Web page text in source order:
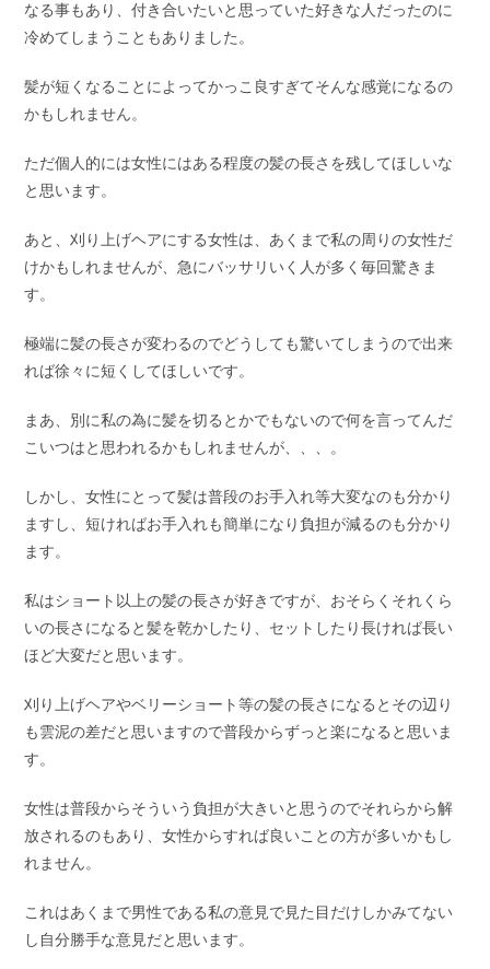
なる事もあり、付き合いたいと思っていた好きな人だったのに
冷めてしまうこともありました。
髪が短くなることによってかっこ良すぎてそんな感覚になるの
かもしれません。
ただ個人的には女性にはある程度の髪の長さを残してほしいな
と思います。
あと、刈り上げヘアにする女性は、あくまで私の周りの女性だ
けかもしれませんが、急にバッサリいく人が多く毎回驚きま
す。
極端に髪の長さが変わるのでどうしても驚いてしまうので出来
れば徐々に短くしてほしいです。
まあ、別に私の為に髪を切るとかでもないので何を言ってんだ
こいつはと思われるかもしれませんが、、、。
しかし、女性にとって髪は普段のお手入れ等大変なのも分かり
ますし、短ければお手入れも簡単になり負担が減るのも分かり
ます。
私はショート以上の髪の長さが好きですが、おそらくそれくら
いの長さになると髪を乾かしたり、セットしたり長ければ長い
ほど大変だと思います。
刈り上げヘアやベリーショート等の髪の長さになるとその辺り
も雲泥の差だと思いますので普段からずっと楽になると思いま
す。
女性は普段からそういう負担が大きいと思うのでそれらから解
放されるのもあり、女性からすれば良いことの方が多いかもし
れません。
これはあくまで男性である私の意見で見た目だけしかみてない
し自分勝手な意見だと思います。